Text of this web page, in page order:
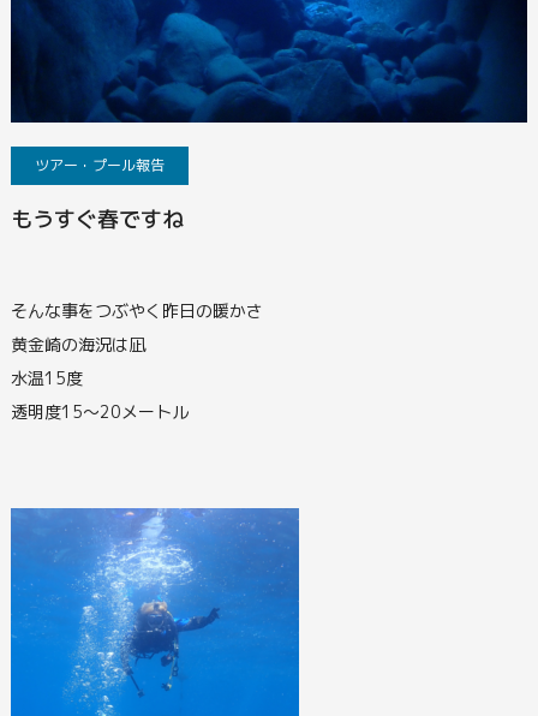
ツアー・プール報告
もうすぐ春ですね
そんな事をつぶやく昨日の暖かさ
黄金崎の海況は凪
水温15度
透明度15～20メートル